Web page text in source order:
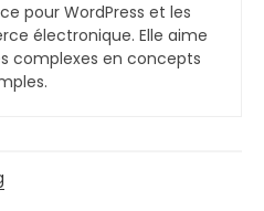
pour WordPress et les
électronique. Elle aime
complexes en concepts